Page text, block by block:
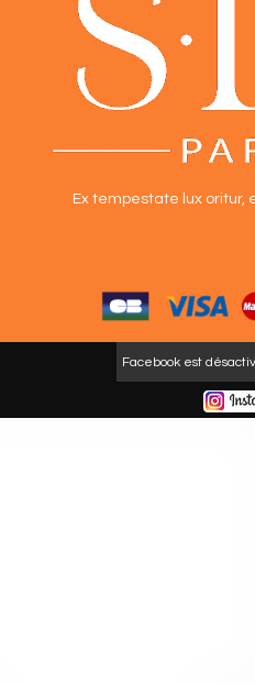
Ex tempestate lux oritur,
Facebook est